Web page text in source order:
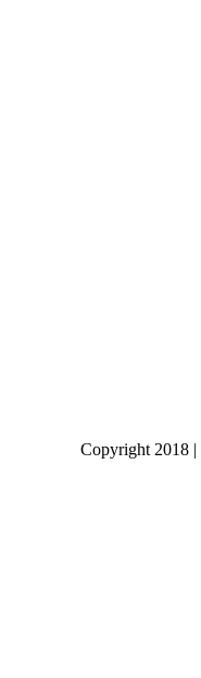
Copyright 2018